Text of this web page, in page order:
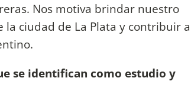
Nos motiva brindar nuestro
ciudad de La Plata y contribuir a
se identifican como estudio y